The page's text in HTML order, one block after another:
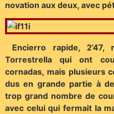
novation aux deux, avec
Encierro rapide,
Torrestrella qui ont
cornadas, mais plusieurs
dus en grande partie à
trop grand nombre de
avec celui qui fermait la